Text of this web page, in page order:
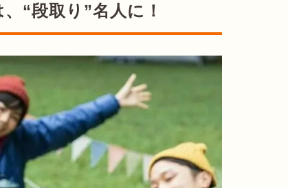
“段取り”名人に！